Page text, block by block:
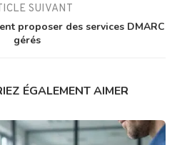
SUIVANT
proposer des services DMARC
gérés
ÉGALEMENT AIMER